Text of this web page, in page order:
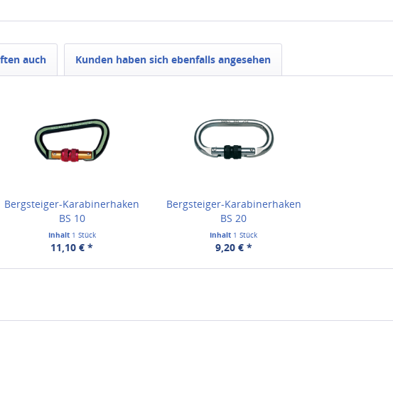
auch Kunden haben sich ebenfalls angesehen
Bergsteiger-Karabinerhaken
BS 10
Inhalt 1 Stück
11,10 € *
Bergsteiger-Karabinerhaken
BS 20
Inhalt 1 Stück
9,20 € *